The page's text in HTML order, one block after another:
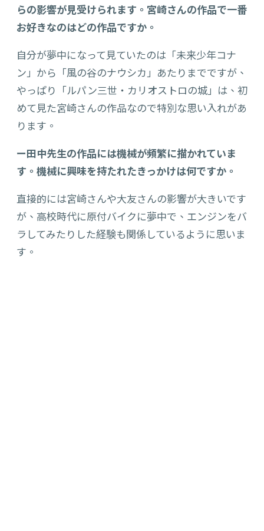
らの影響が見受けられます。宮崎さんの作品で一番
お好きなのはどの作品ですか。
自分が夢中になって見ていたのは「未来少年コナ
ン」から「風の谷のナウシカ」あたりまでですが、
やっぱり「ルパン三世・カリオストロの城」は、初
めて見た宮崎さんの作品なので特別な思い入れがあ
ります。
ー田中先生の作品には機械が頻繁に描かれていま
す。機械に興味を持たれたきっかけは何ですか。
直接的には宮崎さんや大友さんの影響が大きいです
が、高校時代に原付バイクに夢中で、エンジンをバ
ラしてみたりした経験も関係しているように思いま
す。